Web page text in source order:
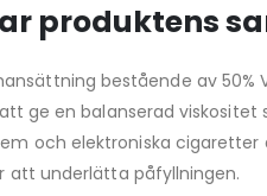
produktens
bestående av 50%
ge en balanserad
och elektroniska
att underlätta påfyllningen.